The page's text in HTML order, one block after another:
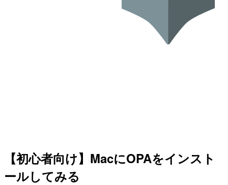
【初心者向け】MacにOPAをインスト
ールしてみる